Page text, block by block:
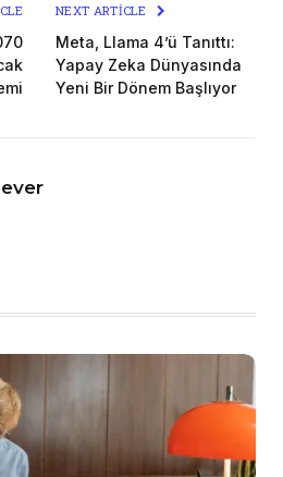
NEXT ARTICLE
Meta, Llama 4’ü Tanıttı:
Yapay Zeka Dünyasında
Yeni Bir Dönem Başlıyor